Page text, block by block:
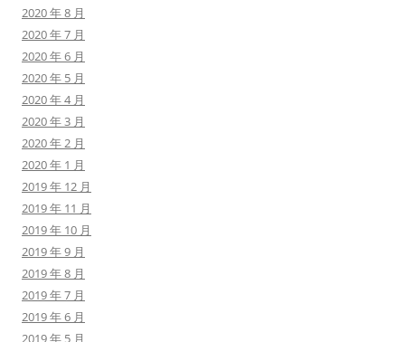
2020 年 8 月
2020 年 7 月
2020 年 6 月
2020 年 5 月
2020 年 4 月
2020 年 3 月
2020 年 2 月
2020 年 1 月
2019 年 12 月
2019 年 11 月
2019 年 10 月
2019 年 9 月
2019 年 8 月
2019 年 7 月
2019 年 6 月
2019 年 5 月